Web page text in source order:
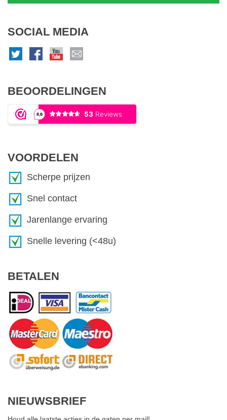
SOCIAL MEDIA
BEOORDELINGEN
VOORDELEN
Scherpe prijzen
Snel contact
Jarenlange ervaring
Snelle levering (<48u)
BETALEN
NIEUWSBRIEF